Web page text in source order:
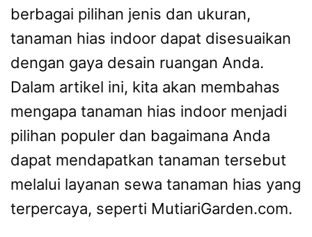
berbagai pilihan jenis dan ukuran,
tanaman hias indoor dapat disesuaikan
dengan gaya desain ruangan Anda.
Dalam artikel ini, kita akan membahas
mengapa tanaman hias indoor menjadi
pilihan populer dan bagaimana Anda
dapat mendapatkan tanaman tersebut
melalui layanan sewa tanaman hias yang
terpercaya, seperti MutiariGarden.com.